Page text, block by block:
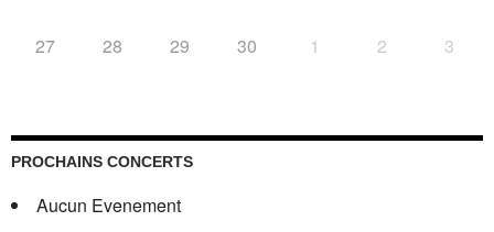
27 28 29 30 1 2 3
PROCHAINS CONCERTS
Aucun Evenement